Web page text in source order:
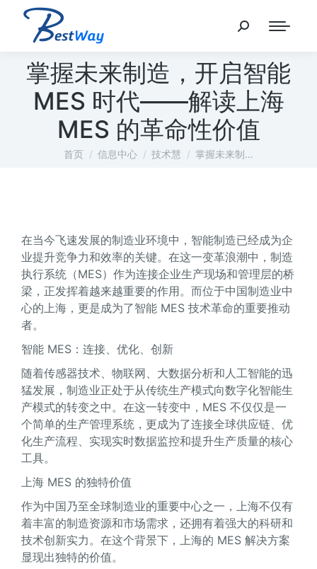
掌握未来制造，开启智能
MES 时代——解读上海
MES 的革命性价值
您在这里：
首页 信息中心 技术慧 掌握未来制…
在当今飞速发展的制造业环境中，智能制造已经成为企
业提升竞争力和效率的关键。在这一变革浪潮中，制造
执行系统（MES）作为连接企业生产现场和管理层的桥
梁，正发挥着越来越重要的作用。而位于中国制造业中
心的上海，更是成为了智能 MES 技术革命的重要推动
者。
智能 MES：连接、优化、创新
随着传感器技术、物联网、大数据分析和人工智能的迅
猛发展，制造业正处于从传统生产模式向数字化智能生
产模式的转变之中。在这一转变中，MES 不仅仅是一
个简单的生产管理系统，更成为了连接全球供应链、优
化生产流程、实现实时数据监控和提升生产质量的核心
工具。
上海 MES 的独特价值
作为中国乃至全球制造业的重要中心之一，上海不仅有
着丰富的制造资源和市场需求，还拥有着强大的科研和
技术创新实力。在这个背景下，上海的 MES 解决方案
显现出独特的价值。